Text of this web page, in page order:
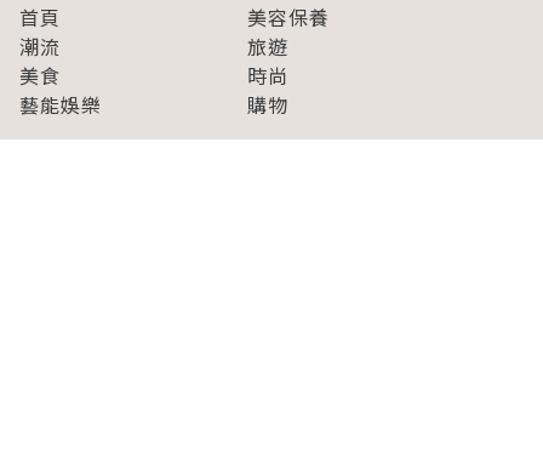
首頁
美容保養
潮流
旅遊
美食
時尚
藝能娛樂
購物